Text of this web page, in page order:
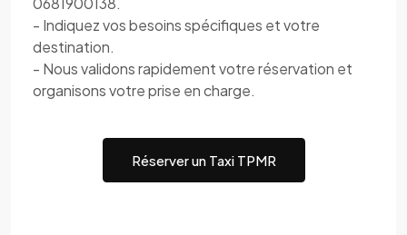
- Indiquez vos besoins spécifiques et votre
destination.
- Nous validons rapidement votre réservation et
organisons votre prise en charge.
Réserver un Taxi TPMR